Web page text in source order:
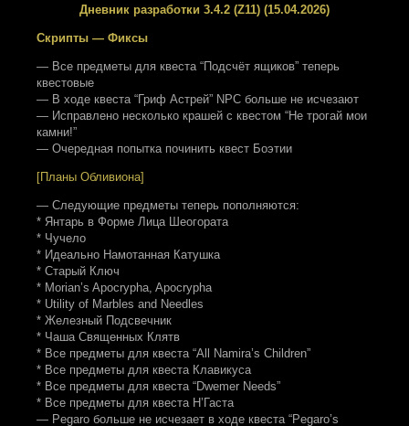
Дневник разработки 3.4.2 (Z11) (15.04.2026)
Скрипты — Фиксы
— Все предметы для квеста “Подсчёт ящиков” теперь
квестовые
— В ходе квеста “Гриф Астрей” NPC больше не исчезают
— Исправлено несколько крашей с квестом “Не трогай мои
камни!”
— Очередная попытка починить квест Боэтии
[Планы Обливиона]
— Следующие предметы теперь пополняются:
* Янтарь в Форме Лица Шеогората
* Чучело
* Идеально Намотанная Катушка
* Старый Ключ
* Morian’s Apocrypha, Apocrypha
* Utility of Marbles and Needles
* Железный Подсвечник
* Чаша Священных Клятв
* Все предметы для квеста “All Namira’s Children”
* Все предметы для квеста Клавикуса
* Все предметы для квеста “Dwemer Needs”
* Все предметы для квеста Н’Гаста
— Pegaro больше не исчезает в ходе квеста “Pegaro’s